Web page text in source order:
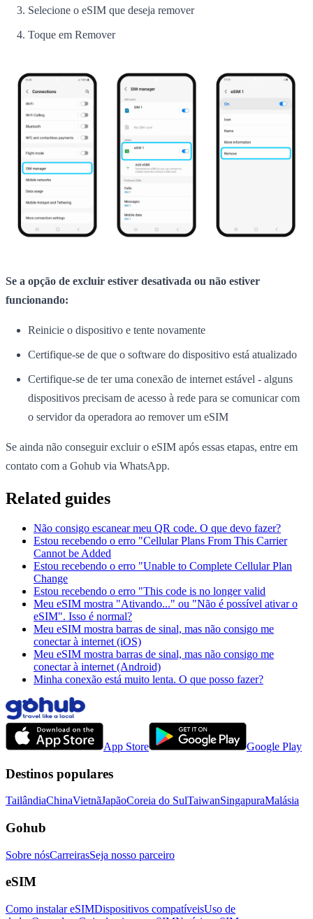
Selecione o eSIM que deseja remover
Toque em Remover
Se a opção de excluir estiver desativada ou não estiver
funcionando:
Reinicie o dispositivo e tente novamente
Certifique-se de que o software do dispositivo está atualizado
Certifique-se de ter uma conexão de internet estável - alguns
dispositivos precisam de acesso à rede para se comunicar com
o servidor da operadora ao remover um eSIM
Se ainda não conseguir excluir o eSIM após essas etapas, entre em
contato com a Gohub via WhatsApp.
Related guides
Não consigo escanear meu QR code. O que devo fazer?
Estou recebendo o erro "Cellular Plans From This Carrier
Cannot be Added
Estou recebendo o erro "Unable to Complete Cellular Plan
Change
Estou recebendo o erro "This code is no longer valid
Meu eSIM mostra "Ativando..." ou "Não é possível ativar o
eSIM". Isso é normal?
Meu eSIM mostra barras de sinal, mas não consigo me
conectar à internet (iOS)
Meu eSIM mostra barras de sinal, mas não consigo me
conectar à internet (Android)
Minha conexão está muito lenta. O que posso fazer?
App Store Google Play
Destinos populares
TailândiaChinaVietnãJapãoCoreia do SulTaiwanSingapuraMalásia
Gohub
Sobre nósCarreirasSeja nosso parceiro
eSIM
Como instalar eSIMDispositivos compatíveisUso de